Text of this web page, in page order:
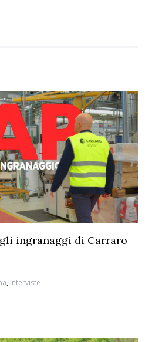
ingranaggi di Carraro –
, Interviste